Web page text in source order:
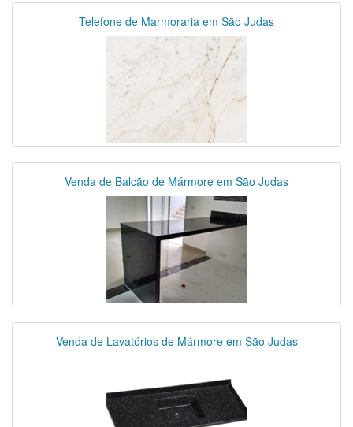
Telefone de Marmoraria em São Judas
Venda de Balcão de Mármore em São Judas
Venda de Lavatórios de Mármore em São Judas